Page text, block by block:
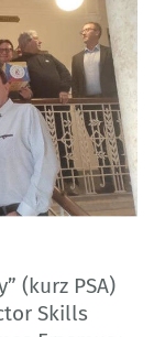
(kurz PSA)
Skills